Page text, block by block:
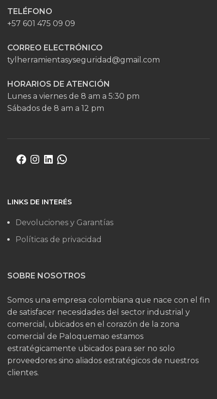
TELÉFONO
+57 601 475 09 09
CORREO ELECTRÓNICO
tylherramientasyseguridad@gmail.com
HORARIOS DE ATENCIÓN
Lunes a viernes de 8 am a 5:30 pm
Sábados de 8 am a 12 pm
LINKS DE INTERÉS
Devoluciones y Garantías
Políticas de privacidad
SOBRE NOSOTROS
Somos una empresa colombiana que nace con el fin
de satisfacer necesidades del sector industrial y
comercial, ubicados en el corazón de la zona
comercial de Paloquemao estamos
estratégicamente ubicados para ser no solo
proveedores sino aliados estratégicos de nuestros
clientes.